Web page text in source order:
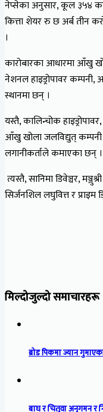
नेप्सेका अनुसार, कूल ३५४
कित्ता शेयर रु छ अर्ब तीन
।
कारोबारका आधारमा आँखु
नेशनल हाइड्रोपावर कम्पनी,
स्थानमा छन् ।
यस्तै, कालिन्चोक
आँखु खोला जलविद्युत् कम्पनी
लगानीकर्ताले कमाएका छन् ।
त्यस्तै, सानिमा डिवेञ्चर,
सिर्जनशिल लघुवित्त र
मिल्दोजुल्दो समाचारहरू
ब्रोड पिकमा ज्यान
बाघ र चितुवा अनुगमन र